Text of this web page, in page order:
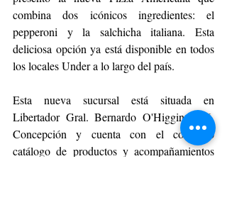
combina dos icónicos ingredientes: el
pepperoni y la salchicha italiana. Esta
deliciosa opción ya está disponible en todos
los locales Under a lo largo del país.
Esta nueva sucursal está situada en
Libertador Gral. Bernardo O'Higgins 716,
Concepción y cuenta con el completo
catálogo de productos y acompañamientos